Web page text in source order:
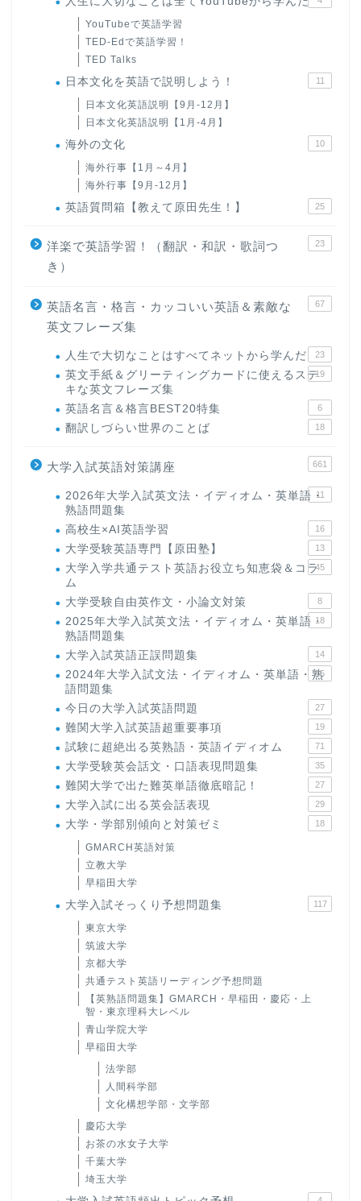
YouTubeで英語学習
TED-Edで英語学習！
TED Talks
日本文化を英語で説明しよう！ 11
日本文化英語説明【9月-12月】
日本文化英語説明【1月-4月】
海外の文化 10
海外行事【1月～4月】
海外行事【9月-12月】
英語質問箱【教えて原田先生！】 25
洋楽で英語学習！（翻訳・和訳・歌詞つ
き）
23
英語名言・格言・カッコいい英語＆素敵な
英文フレーズ集
67
人生で大切なことはすべてネットから学んだ 23
英文手紙＆グリーティングカードに使えるステ
キな英文フレーズ集
19
英語名言＆格言BEST20特集 6
翻訳しづらい世界のことば 18
大学入試英語対策講座 661
2026年大学入試英文法・イディオム・英単語・
熟語問題集
11
高校生×AI英語学習 16
大学受験英語専門【原田塾】 13
大学入学共通テスト英語お役立ち知恵袋＆コラ
ム
45
大学受験自由英作文・小論文対策 8
2025年大学入試英文法・イディオム・英単語・
熟語問題集
18
大学入試英語正誤問題集 14
2024年大学入試文法・イディオム・英単語・熟
語問題集
15
今日の大学入試英語問題 27
難関大学入試英語超重要事項 19
試験に超絶出る英熟語・英語イディオム 71
大学受験英会話文・口語表現問題集 35
難関大学で出た難英単語徹底暗記！ 27
大学入試に出る英会話表現 29
大学・学部別傾向と対策ゼミ 18
GMARCH英語対策
立教大学
早稲田大学
大学入試そっくり予想問題集 117
東京大学
筑波大学
京都大学
共通テスト英語リーディング予想問題
【英熟語問題集】GMARCH・早稲田・慶応・上
智・東京理科大レベル
青山学院大学
早稲田大学
法学部
人間科学部
文化構想学部・文学部
慶応大学
お茶の水女子大学
千葉大学
埼玉大学